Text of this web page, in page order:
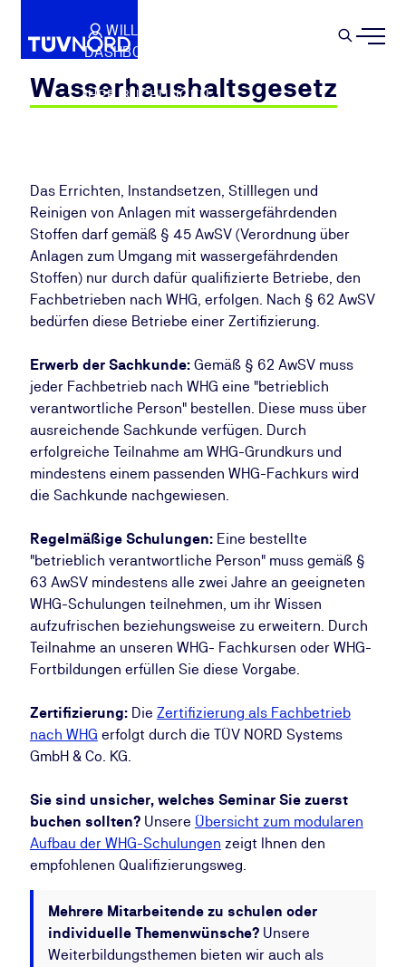
Springe zum Hauptinhalt
WILLKOMMEN
DASHBOARD
IHR PROFIL
IHRE BUCHUNGEN
Wasserhaushaltsgesetz
Das Errichten, Instandsetzen, Stilllegen und
Reinigen von Anlagen mit wassergefährdenden
Stoffen darf gemäß § 45 AwSV (Verordnung über
Anlagen zum Umgang mit wassergefährdenden
Stoffen) nur durch dafür qualifizierte Betriebe, den
Fachbetrieben nach WHG, erfolgen. Nach § 62 AwSV
bedürfen diese Betriebe einer Zertifizierung.
Erwerb der Sachkunde:Gemäß § 62 AwSV muss
jeder Fachbetrieb nach WHG eine "betrieblich
verantwortliche Person" bestellen. Diese muss über
ausreichende Sachkunde verfügen. Durch
erfolgreiche Teilnahme am WHG-Grundkurs und
mindestens einem passenden WHG-Fachkurs wird
die Sachkunde nachgewiesen.
Regelmäßige Schulungen:Eine bestellte
"betrieblich verantwortliche Person" muss gemäß §
63 AwSV mindestens alle zwei Jahre an geeigneten
WHG-Schulungen teilnehmen, um ihr Wissen
aufzufrischen beziehungsweise zu erweitern. Durch
Teilnahme an unseren WHG- Fachkursen oder WHG-
Fortbildungen erfüllen Sie diese Vorgabe.
Zertifizierung:Die Zertifizierung als Fachbetrieb
nach WHG erfolgt durch die TÜV NORD Systems
GmbH & Co. KG.
Sie sind unsicher, welches Seminar Sie zuerst
buchen sollten?Unsere Übersicht zum modularen
Aufbau der WHG-Schulungen zeigt Ihnen den
empfohlenen Qualifizierungsweg.
Mehrere Mitarbeitende zu schulen oder
individuelle Themenwünsche?Unsere
Weiterbildungsthemen bieten wir auch als